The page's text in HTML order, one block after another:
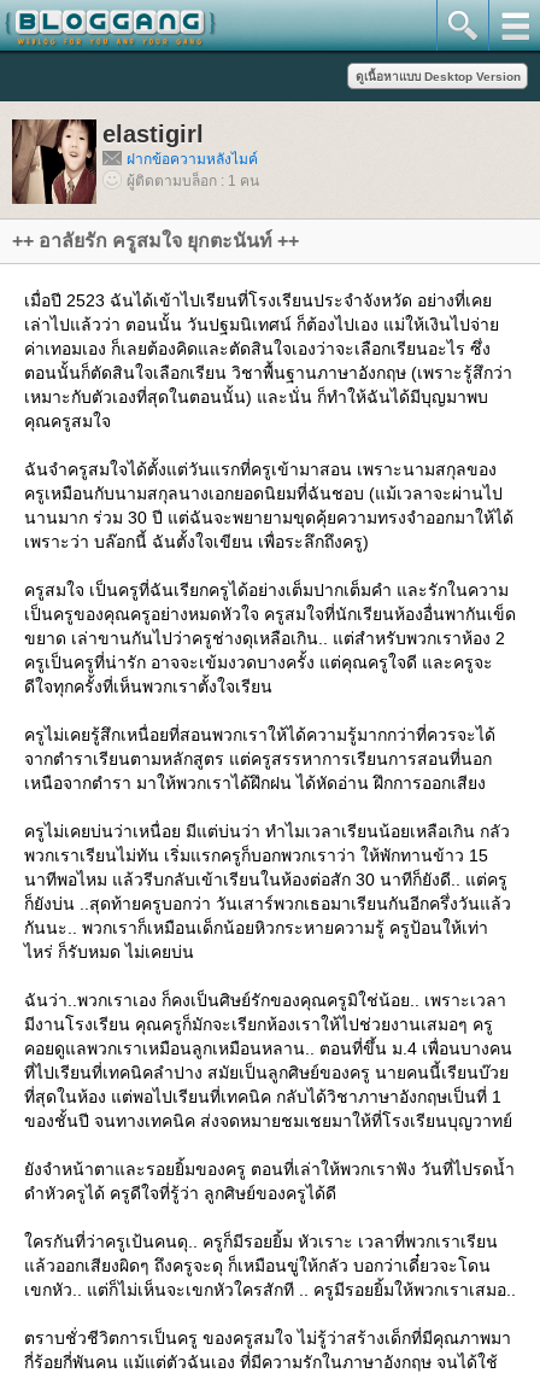
elastigirl
ฝากข้อความหลังไมค์
ผู้ติดตามบล็อก : 1 คน
++ อาลัยรัก ครูสมใจ ยุกตะนันท์ ++
เมื่อปี 2523 ฉันได้เข้าไปเรียนที่โรงเรียนประจำจังหวัด อย่างที่เค
เล่าไปแล้วว่า ตอนนั้น วันปฐมนิเทศน์ ก็ต้องไปเอง แม่ให้เงินไปจ่า
ค่าเทอมเอง ก็เลยต้องคิดและตัดสินใจเองว่าจะเลือกเรียนอะไร ซึ่ง
ตอนนั้นก็ตัดสินใจเลือกเรียน วิชาพื้นฐานภาษาอังกฤษ (เพราะรู้สึกว่า
เหมาะกับตัวเองที่สุดในตอนนั้น) และนั่น ก็ทำให้ฉันได้มีบุญมาพบ
คุณครูสมใจ
ฉันจำครูสมใจได้ตั้งแต่วันแรกที่ครูเข้ามาสอน เพราะนามสกุลของ
ครูเหมือนกับนามสกุลนางเอกยอดนิยมที่ฉันชอบ (แม้เวลาจะผ่านไป
นานมาก ร่วม 30 ปี แต่ฉันจะพยายามขุดคุ้ยความทรงจำออกมาให้ได้
เพราะว่า บล๊อกนี้ ฉันตั้งใจเขียน เพื่อระลึกถึงครู)
ครูสมใจ เป็นครูที่ฉันเรียกครูได้อย่างเต็มปากเต็มคำ และรักในความ
เป็นครูของคุณครูอย่างหมดหัวใจ ครูสมใจที่นักเรียนห้องอื่นพากันเข็ด
ขยาด เล่าขานกันไปว่าครูช่างดุเหลือเกิน.. แต่สำหรับพวกเราห้อง 2
ครูเป็นครูที่น่ารัก อาจจะเข้มงวดบางครั้ง แต่คุณครูใจดี และครูจะ
ดีใจทุกครั้งที่เห็นพวกเราตั้งใจเรียน
ครูไม่เคยรู้สึกเหนื่อยที่สอนพวกเราให้ได้ความรู้มากกว่าที่ควรจะได้
จากตำราเรียนตามหลักสูตร แต่ครูสรรหาการเรียนการสอนที่นอก
เหนือจากตำรา มาให้พวกเราได้ฝึกฝน ได้หัดอ่าน ฝึกการออกเสียง
ครูไม่เคยบ่นว่าเหนื่อย มีแต่บ่นว่า ทำไมเวลาเรียนน้อยเหลือเกิน กลัว
พวกเราเรียนไม่ทัน เริ่มแรกครูก็บอกพวกเราว่า ให้พักทานข้าว 15
นาทีพอไหม แล้วรีบกลับเข้าเรียนในห้องต่อสัก 30 นาทีก็ยังดี.. แต่ครู
ก็ยังบ่น ..สุดท้ายครูบอกว่า วันเสาร์พวกเธอมาเรียนกันอีกครึ่งวันแล้ว
กันนะ.. พวกเราก็เหมือนเด็กน้อยหิวกระหายความรู้ ครูป้อนให้เท่า
ไหร่ ก็รับหมด ไม่เคยบ่น
ฉันว่า..พวกเราเอง ก็คงเป็นศิษย์รักของคุณครูมิใช่น้อย.. เพราะเวลา
มีงานโรงเรียน คุณครูก็มักจะเรียกห้องเราให้ไปช่วยงานเสมอๆ ครู
คอยดูแลพวกเราเหมือนลูกเหมือนหลาน.. ตอนที่ขึ้น ม.4 เพื่อนบางคน
ที่ไปเรียนที่เทคนิคลำปาง สมัยเป็นลูกศิษย์ของครู นายคนนี้เรียนบ๊ว
ที่สุดในห้อง แต่พอไปเรียนที่เทคนิค กลับได้วิชาภาษาอังกฤษเป็นที่ 1
ของชั้นปี จนทางเทคนิค ส่งจดหมายชมเชยมาให้ที่โรงเรียนบุญวาทย์
ังจำหน้าตาและรอยยิ้มของครู ตอนที่เล่าให้พวกเราฟัง วันที่ไปรดน้ำ
ดำหัวครูได้ ครูดีใจที่รู้ว่า ลูกศิษย์ของครูได้ดี
ครกันที่ว่าครูเป้นคนดุ.. ครูก็มีรอยยิ้ม หัวเราะ เวลาที่พวกเราเรียน
ล้วออกเสียงผิดๆ ถึงครูจะดุ ก็เหมือนขู่ให้กลัว บอกว่าเดี๋ยวจะโดน
เขกหัว.. แต่ก็ไม่เห็นจะเขกหัวใครสักที .. ครูมีรอยยิ้มให้พวกเราเสมอ..
ตราบชั่วชีวิตการเป็นครู ของครูสมใจ ไม่รู้ว่าสร้างเด็กที่มีคุณภาพมา
กี่ร้อยกี่พันคน แม้แต่ตัวฉันเอง ที่มีความรักในภาษาอังกฤษ จนได้ใช้